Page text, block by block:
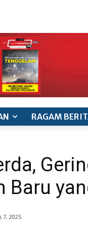
RAGAM
Baru
7, 2025